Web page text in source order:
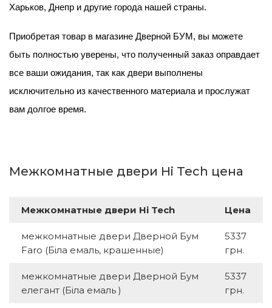
Харьков, Днепр и другие города нашей страны.
Приобретая товар в магазине Дверной БУМ, вы можете
быть полностью уверены, что полученный заказ оправдает
все ваши ожидания, так как двери выполнены
исключительно из качественного материала и прослужат
вам долгое время.
Межкомнатные двери Hi Tech цена
Межкомнатные двери Hi Tech Цена
межкомнатные двери Дверной Бум
Faro (Біла емаль, крашенные)
5337
грн.
межкомнатные двери Дверной Бум
елегант (Біла емаль )
5337
грн.